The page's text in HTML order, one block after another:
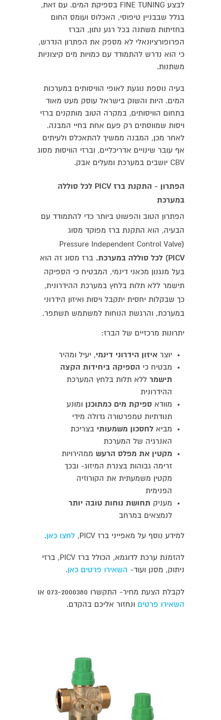
לבצע FINE TUNING בספיקת המים. עם זאת,
בגלל שבבניין טיפוסי, האכלוס ועומס החום
בחזיתות משתנה בכל רגע נתון, הברז
הפרופורציונאלי לא מספק את הפתרון הנדרש,
כי הוא נדרש להתמודד עם כמויות מים קיצוניות
משתנות.
בעיה נוספת נוגעת לאופי הוויסותים במערכות
המים. היות והשוק בישראל עוסק מעט מאוד
בתחום הוויסותים, במקרה הטוב מותקנים ברזי
ויסות שמווסתים רק פעם אחת בחיי המבנה.
לאחר מכן, המבנה ממשיך להתאכלס ולעיתים
אף עובר שינויים אדריכליים, וברזי הוויסות מסוג
CBV יושבים במערכת ומעלים אבק.
הפתרון - התקנת ברזPICV לכל סוללה
במערכת
הפתרון הטוב והפשוט ביותר כדי להתמודד עם
הבעיה, הוא התקנת ברז מפוקד מסוג
Pressure Independent Control Valve)
PICV) לכל סוללה במערכת. ברז מסוג זה הוא
בעל מנגנון מכאני דינמי, המבטיח כי הספיקה
תישמר ללא תלות בלחץ במערכת ההידרונית,
כך שבקלות יחסית יתקבל ויסות ואיזון הידרוני
במערכת, והרגשת הנוחות למשתמש תשתפר.
יתרונות מרכזיים של הברז:
יוצר איזון הידרוני דינמי, יעיל ומהיר
מבטיח כי הספיקה ביחידות הקצה
תישמר ללא תלות בלחץ המערכת
ההידרונית
מוודא ספיקת מים כמתוכנן ומונע
תנודתיות טמפרטורה גדולה מידי
מביא לחסכון משמעותי בצריכת
האנרגיה של המערכת
מקטין את מפלס הרעש ממהירויות
זרימה גבוהות בצנרת המיזוג- ובכך
מקטין משמעתית את הקורוזיה
הפנימית
מעניק תחושת נוחות טובה יותר
לנמצאים במרחב
למידע נוסף על מאפייני ברז PICV, לחצו כאן.
להזמנת ערכת לדוגמא, הכולל ברז PICV, ברזי
ניתוק, מסנן ועוד- השאירו פרטים כאן.
לקבלת הצעת מחיר- התקשרו 073-2000380 או
השאירו פרטים ונחזור אליכם בהקדם.